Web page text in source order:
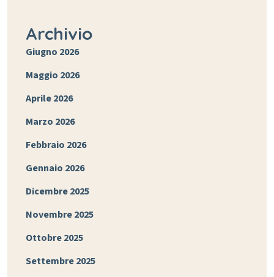
Archivio
Giugno 2026
Maggio 2026
Aprile 2026
Marzo 2026
Febbraio 2026
Gennaio 2026
Dicembre 2025
Novembre 2025
Ottobre 2025
Settembre 2025